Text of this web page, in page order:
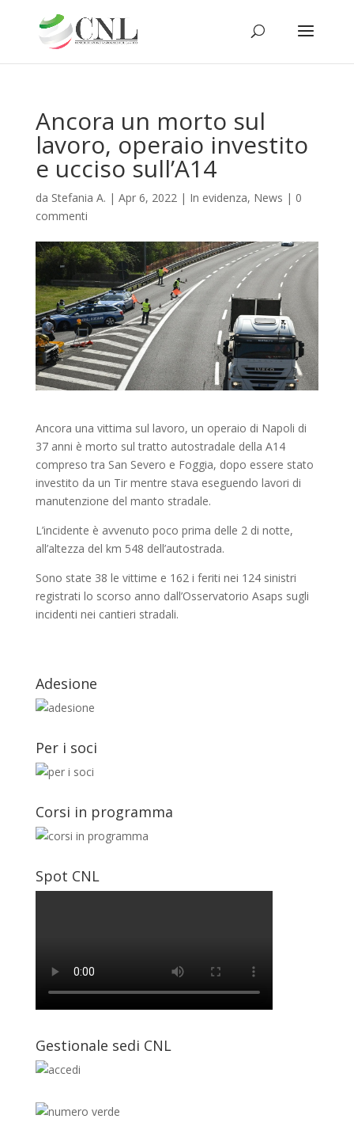
Ancora un morto sul
lavoro, operaio investito
e ucciso sull’A14
da Stefania A. | Apr 6, 2022| In evidenza, News | 0
commenti
Ancora una vittima sul lavoro, un operaio di Napoli di
37 anni è morto sul tratto autostradale della A14
compreso tra San Severo e Foggia, dopo essere stato
investito da un Tir mentre stava eseguendo lavori di
manutenzione del manto stradale.
L’incidente è avvenuto poco prima delle 2 di notte,
all’altezza del km 548 dell’autostrada.
Sono state 38 le vittime e 162 i feriti nei 124 sinistri
registrati lo scorso anno dall’Osservatorio Asaps sugli
incidenti nei cantieri stradali.
Adesione
Per i soci
Corsi in programma
Spot CNL
Gestionale sedi CNL